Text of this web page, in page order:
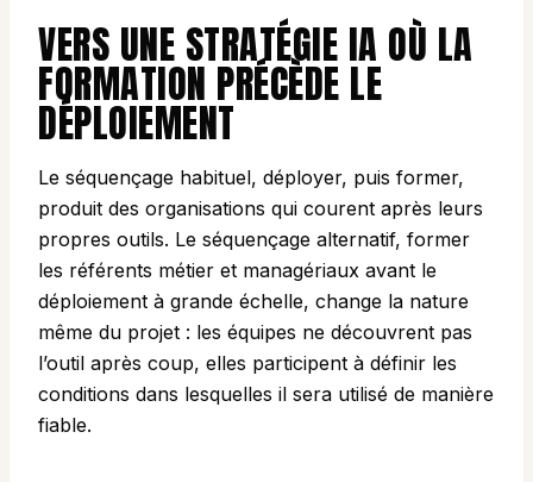
VERS UNE STRATÉGIE IA OÙ LA
FORMATION PRÉCÈDE LE
DÉPLOIEMENT
Le séquençage habituel, déployer, puis former,
produit des organisations qui courent après leurs
propres outils. Le séquençage alternatif, former
les référents métier et managériaux avant le
déploiement à grande échelle, change la nature
même du projet : les équipes ne découvrent pas
l’outil après coup, elles participent à définir les
conditions dans lesquelles il sera utilisé de manière
fiable.